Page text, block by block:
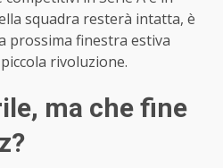
squadra resterà intatta, è
prossima finestra estiva
rivoluzione.
ma che fine